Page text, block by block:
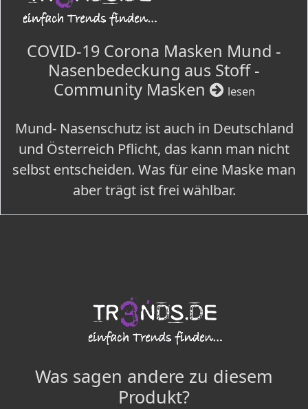
COVID-19 Corona Masken Mund -
Nasenbedeckung aus Stoff -
Community Masken
lesen
Mund- Nasenschutz ist auch in Deutschland
und Österreich Pflicht, das kann man nicht
selbst entscheiden. Was für eine Maske man
aber trägt ist frei wählbar.
Was sagen andere zu diesem
Produkt?